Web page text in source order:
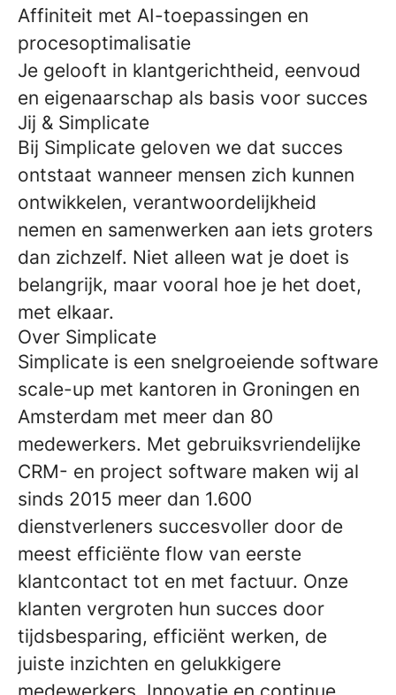
Affiniteit met AI-toepassingen en
procesoptimalisatie
Je gelooft in klantgerichtheid, eenvoud
en eigenaarschap als basis voor succes
Jij & Simplicate
Bij Simplicate geloven we dat succes
ontstaat wanneer mensen zich kunnen
ontwikkelen, verantwoordelijkheid
nemen en samenwerken aan iets groters
dan zichzelf. Niet alleen wat je doet is
belangrijk, maar vooral hoe je het doet,
met elkaar.
Over Simplicate
Simplicate is een snelgroeiende software
scale-up met kantoren in Groningen en
Amsterdam met meer dan 80
medewerkers. Met gebruiksvriendelijke
CRM- en project software maken wij al
sinds 2015 meer dan 1.600
dienstverleners succesvoller door de
meest efficiënte flow van eerste
klantcontact tot en met factuur. Onze
klanten vergroten hun succes door
tijdsbesparing, efficiënt werken, de
juiste inzichten en gelukkigere